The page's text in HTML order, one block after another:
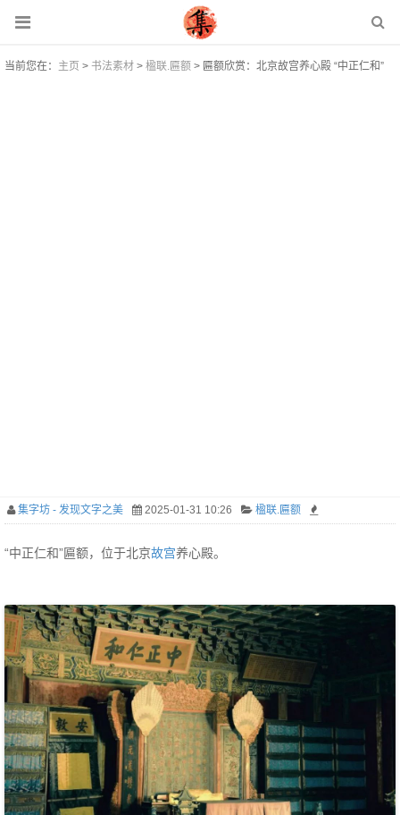
当前您在： 主页 > 书法素材 > 楹联.匾额 > 匾额欣赏：北京故宫养心殿 “中正仁和”
集字坊 - 发现文字之美 2025-01-31 10:26 楹联.匾额
“中正仁和”匾额，位于北京故宫养心殿。